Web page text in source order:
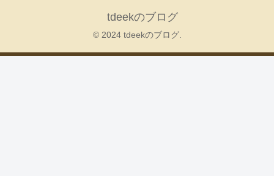
tdeekのブログ
© 2024 tdeekのブログ.